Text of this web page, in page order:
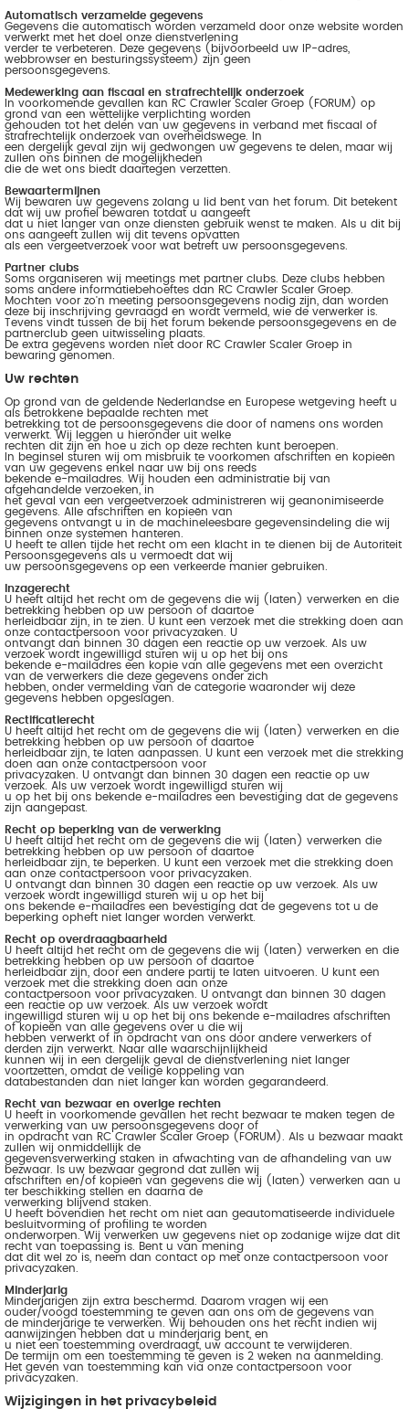
Automatisch verzamelde gegevens
Gegevens die automatisch worden verzameld door onze website worden
verwerkt met het doel onze dienstverlening
verder te verbeteren. Deze gegevens (bijvoorbeeld uw IP-adres,
webbrowser en besturingssysteem) zijn geen
persoonsgegevens.
Medewerking aan fiscaal en strafrechtelijk onderzoek
In voorkomende gevallen kan RC Crawler Scaler Groep (FORUM) op
grond van een wettelijke verplichting worden
gehouden tot het delen van uw gegevens in verband met fiscaal of
strafrechtelijk onderzoek van overheidswege. In
een dergelijk geval zijn wij gedwongen uw gegevens te delen, maar wij
zullen ons binnen de mogelijkheden
die de wet ons biedt daartegen verzetten.
Bewaartermijnen
Wij bewaren uw gegevens zolang u lid bent van het forum. Dit betekent
dat wij uw profiel bewaren totdat u aangeeft
dat u niet langer van onze diensten gebruik wenst te maken. Als u dit bij
ons aangeeft zullen wij dit tevens opvatten
als een vergeetverzoek voor wat betreft uw persoonsgegevens.
Partner clubs
Soms organiseren wij meetings met partner clubs. Deze clubs hebben
soms andere informatiebehoeftes dan RC Crawler Scaler Groep.
Mochten voor zo'n meeting persoonsgegevens nodig zijn, dan worden
deze bij inschrijving gevraagd en wordt vermeld, wie de verwerker is.
Tevens vindt tussen de bij het forum bekende persoonsgegevens en de
partnerclub geen uitwisseling plaats.
De extra gegevens worden niet door RC Crawler Scaler Groep in
bewaring genomen.
Uw rechten
Op grond van de geldende Nederlandse en Europese wetgeving heeft u
als betrokkene bepaalde rechten met
betrekking tot de persoonsgegevens die door of namens ons worden
verwerkt. Wij leggen u hieronder uit welke
rechten dit zijn en hoe u zich op deze rechten kunt beroepen.
In beginsel sturen wij om misbruik te voorkomen afschriften en kopieën
van uw gegevens enkel naar uw bij ons reeds
bekende e-mailadres. Wij houden een administratie bij van
afgehandelde verzoeken, in
het geval van een vergeetverzoek administreren wij geanonimiseerde
gegevens. Alle afschriften en kopieën van
gegevens ontvangt u in de machineleesbare gegevensindeling die wij
binnen onze systemen hanteren.
U heeft te allen tijde het recht om een klacht in te dienen bij de Autoriteit
Persoonsgegevens als u vermoedt dat wij
uw persoonsgegevens op een verkeerde manier gebruiken.
Inzagerecht
U heeft altijd het recht om de gegevens die wij (laten) verwerken en die
betrekking hebben op uw persoon of daartoe
herleidbaar zijn, in te zien. U kunt een verzoek met die strekking doen aan
onze contactpersoon voor privacyzaken. U
ontvangt dan binnen 30 dagen een reactie op uw verzoek. Als uw
verzoek wordt ingewilligd sturen wij u op het bij ons
bekende e-mailadres een kopie van alle gegevens met een overzicht
van de verwerkers die deze gegevens onder zich
hebben, onder vermelding van de categorie waaronder wij deze
gegevens hebben opgeslagen.
Rectificatierecht
U heeft altijd het recht om de gegevens die wij (laten) verwerken en die
betrekking hebben op uw persoon of daartoe
herleidbaar zijn, te laten aanpassen. U kunt een verzoek met die strekking
doen aan onze contactpersoon voor
privacyzaken. U ontvangt dan binnen 30 dagen een reactie op uw
verzoek. Als uw verzoek wordt ingewilligd sturen wij
u op het bij ons bekende e-mailadres een bevestiging dat de gegevens
zijn aangepast.
Recht op beperking van de verwerking
U heeft altijd het recht om de gegevens die wij (laten) verwerken die
betrekking hebben op uw persoon of daartoe
herleidbaar zijn, te beperken. U kunt een verzoek met die strekking doen
aan onze contactpersoon voor privacyzaken.
U ontvangt dan binnen 30 dagen een reactie op uw verzoek. Als uw
verzoek wordt ingewilligd sturen wij u op het bij
ons bekende e-mailadres een bevestiging dat de gegevens tot u de
beperking opheft niet langer worden verwerkt.
Recht op overdraagbaarheid
U heeft altijd het recht om de gegevens die wij (laten) verwerken en die
betrekking hebben op uw persoon of daartoe
herleidbaar zijn, door een andere partij te laten uitvoeren. U kunt een
verzoek met die strekking doen aan onze
contactpersoon voor privacyzaken. U ontvangt dan binnen 30 dagen
een reactie op uw verzoek. Als uw verzoek wordt
ingewilligd sturen wij u op het bij ons bekende e-mailadres afschriften
of kopieën van alle gegevens over u die wij
hebben verwerkt of in opdracht van ons door andere verwerkers of
derden zijn verwerkt. Naar alle waarschijnlijkheid
kunnen wij in een dergelijk geval de dienstverlening niet langer
voortzetten, omdat de veilige koppeling van
databestanden dan niet langer kan worden gegarandeerd.
Recht van bezwaar en overige rechten
U heeft in voorkomende gevallen het recht bezwaar te maken tegen de
verwerking van uw persoonsgegevens door of
in opdracht van RC Crawler Scaler Groep (FORUM). Als u bezwaar maakt
zullen wij onmiddellijk de
gegevensverwerking staken in afwachting van de afhandeling van uw
bezwaar. Is uw bezwaar gegrond dat zullen wij
afschriften en/of kopieën van gegevens die wij (laten) verwerken aan u
ter beschikking stellen en daarna de
verwerking blijvend staken.
U heeft bovendien het recht om niet aan geautomatiseerde individuele
besluitvorming of profiling te worden
onderworpen. Wij verwerken uw gegevens niet op zodanige wijze dat dit
recht van toepassing is. Bent u van mening
dat dit wel zo is, neem dan contact op met onze contactpersoon voor
privacyzaken.
Minderjarig
Minderjarigen zijn extra beschermd. Daarom vragen wij een
ouder/voogd toestemming te geven aan ons om de gegevens van
de minderjarige te verwerken. Wij behouden ons het recht indien wij
aanwijzingen hebben dat u minderjarig bent, en
u niet een toestemming overdraagt, uw account te verwijderen.
De termijn om een toestemming te geven is 2 weken na aanmelding.
Het geven van toestemming kan via onze contactpersoon voor
privacyzaken.
Wijzigingen in het privacybeleid